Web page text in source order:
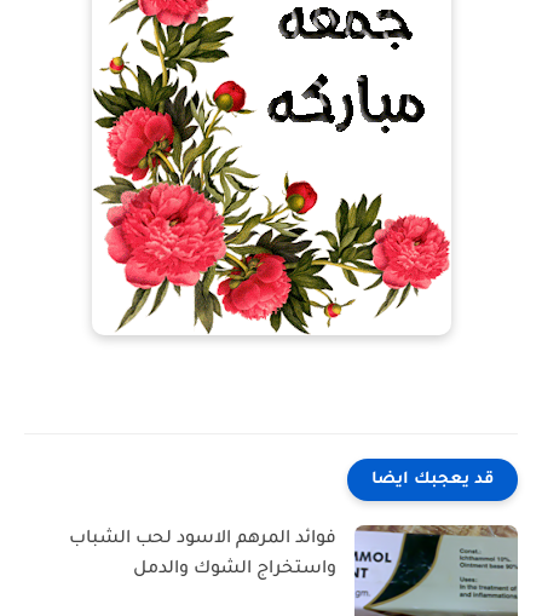
قد يعجبك ايضا
فوائد المرهم الاسود لحب الشباب
واستخراج الشوك والدمل